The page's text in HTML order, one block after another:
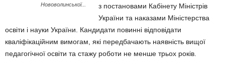
Нововолинської...
з постановами Кабінету Міністрів
України та наказами Міністерства
освіти і науки України. Кандидати повинні відповідати
кваліфікаційним вимогам, які передбачають наявність вищої
педагогічної освіти та стажу роботи не менше трьох років.